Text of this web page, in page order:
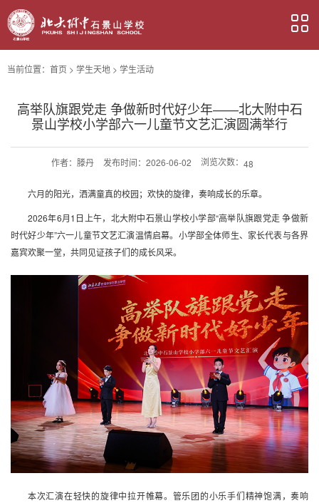
当前位置： 首页 > 学生天地 > 学生活动
高举队旗跟党走 争做新时代好少年——北大附中石
景山学校小学部六一儿童节文艺汇演圆满举行
作者： 滕丹 发布时间：2026-06-02 浏览次数： 48
六月的阳光，洒满童真的校园；欢快的旋律，奏响成长的乐章。
2026年6月1日上午，北大附中石景山学校小学部“高举队旗跟党走 争做新
时代好少年”六一儿童节文艺汇演温情启幕。小学部全体师生、家长代表与各界
嘉宾欢聚一堂，共同见证孩子们的成长风采。
本次汇演在轻快的旋律中拉开帷幕。管乐团的小乐手们精神饱满，奏响